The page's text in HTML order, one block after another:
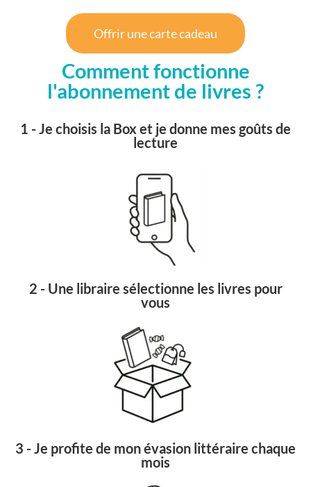
Offrir une carte cadeau
Comment fonctionne
l'abonnement de livres ?
1 - Je choisis la Box et je donne mes goûts de
lecture
2 - Une libraire sélectionne les livres pour
vous
3 - Je profite de mon évasion littéraire chaque
mois